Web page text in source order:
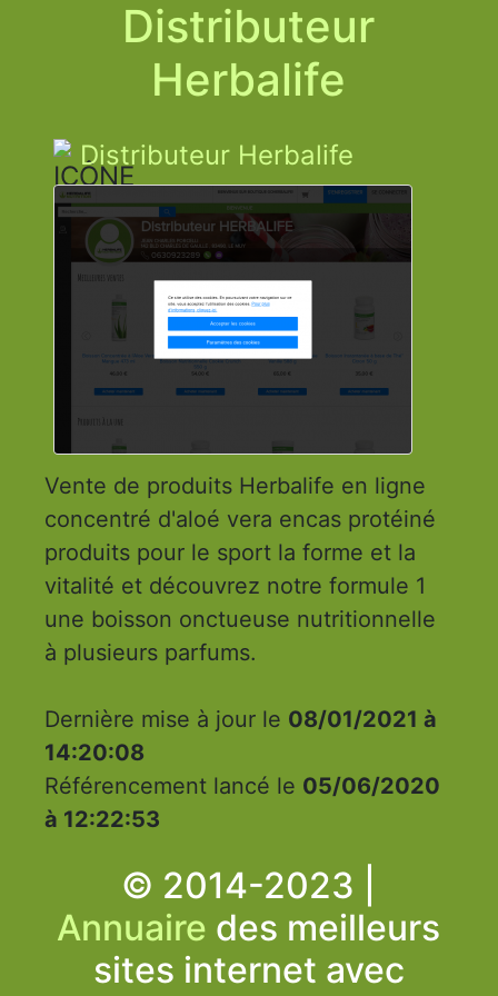
Distributeur
Herbalife
Distributeur Herbalife
Vente de produits Herbalife en ligne
concentré d'aloé vera encas protéiné
produits pour le sport la forme et la
vitalité et découvrez notre formule 1
une boisson onctueuse nutritionnelle
à plusieurs parfums.
Dernière mise à jour le 08/01/2021 à
14:20:08
Référencement lancé le 05/06/2020
à 12:22:53
© 2014-2023 |
Annuaire des meilleurs
sites internet avec